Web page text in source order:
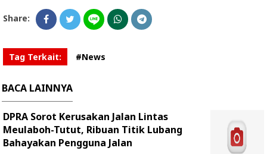
Share:
Tag Terkait: #News
BACA LAINNYA
DPRA Sorot Kerusakan Jalan Lintas
Meulaboh-Tutut, Ribuan Titik Lubang
Bahayakan Pengguna Jalan